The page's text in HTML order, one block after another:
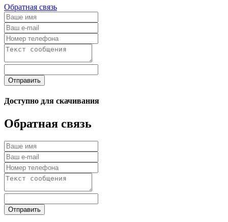
Обратная связь
Отправить
Доступно для скачивания
Обратная связь
Отправить